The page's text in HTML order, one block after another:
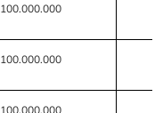
100.000.000
100.000.000
100.000.000